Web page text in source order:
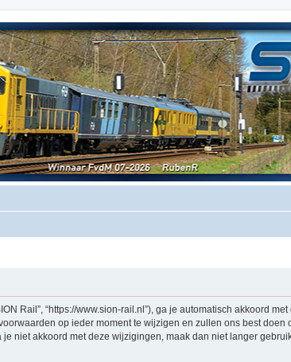
Rail”, “https://www.sion-rail.nl”), ga je automatisch akkoord
op ieder moment te wijzigen en zullen ons best
niet akkoord met deze wijzigingen, maak dan niet langer